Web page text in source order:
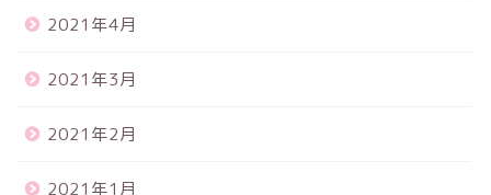
2021年4月
2021年3月
2021年2月
2021年1月